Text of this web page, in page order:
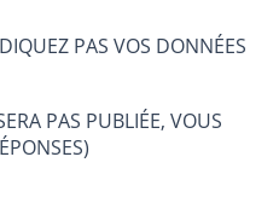
PAS VOS DONNÉES
PAS PUBLIÉE, VOUS